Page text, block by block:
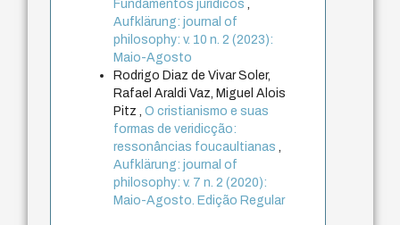
Fundamentos jurídicos,
Aufklärung: journal of
philosophy: v. 10 n. 2 (2023):
Maio-Agosto
Rodrigo Diaz de Vivar Soler,
Rafael Araldi Vaz, Miguel Alois
Pitz ,O cristianismo e suas
formas de veridicção:
ressonâncias foucaultianas,
Aufklärung: journal of
philosophy: v. 7 n. 2 (2020):
Maio-Agosto. Edição Regular